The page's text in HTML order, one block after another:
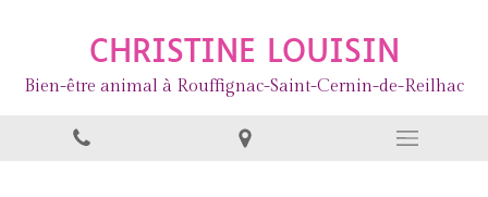
CHRISTINE LOUISIN
Bien-être animal à Rouffignac-Saint-Cernin-de-Reilhac